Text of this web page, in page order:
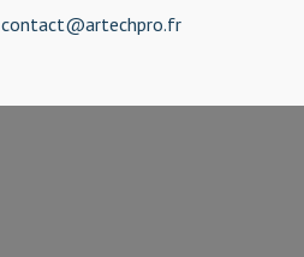
contact@artechpro.fr